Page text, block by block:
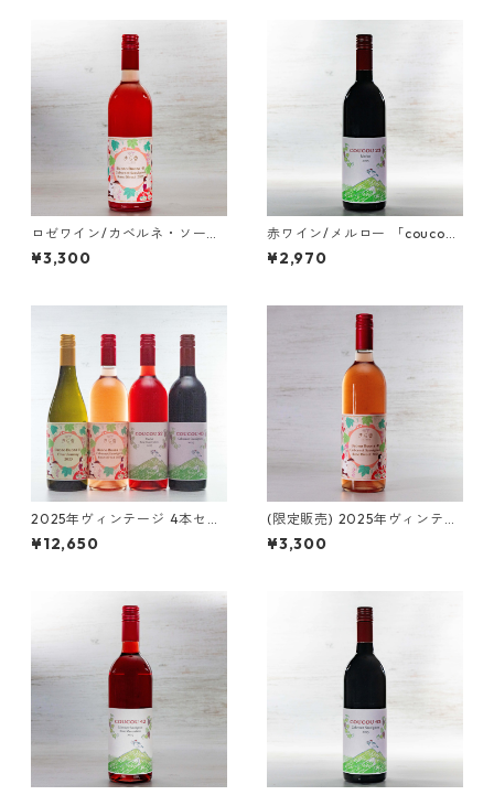
ロゼワイン/カベルネ・ソーヴ
ィニヨン イレクトプレス 「Bu
ono Buona 41 Cabernet Sau
¥3,300
赤ワイン/メルロー 「coucou
23 Merlot 2025」
¥2,970
2025年ヴィンテージ 4本セッ
トA (送料無料)
¥12,650
(限定販売) 2025年ヴィンテー
ジ 無濾過 ロゼワイン Buono B
uona 41 Cabernet Sauvigno
¥3,300